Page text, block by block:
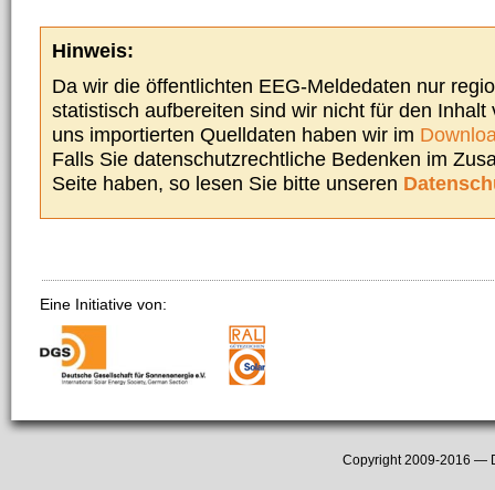
Hinweis:
Da wir die öffentlichten EEG-Meldedaten nur
statistisch aufbereiten sind wir nicht für den Inhalt
uns importierten Quelldaten haben wir im
Falls Sie datenschutzrechtliche Bedenken im
Seite haben, so lesen Sie bitte unseren
Eine Initiative von:
Copyright 2009-2016 —